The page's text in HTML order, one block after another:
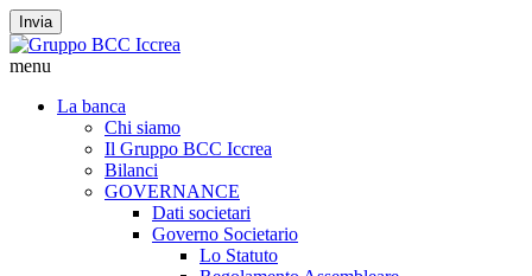
Invia
menu
La banca
Chi siamo
Il Gruppo BCC Iccrea
Bilanci
GOVERNANCE
Dati societari
Governo Societario
Lo Statuto